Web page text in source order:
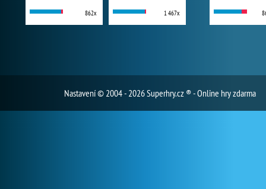
862x 1 467x
Nastavení© 2004 - 2026 Superhry.cz ® - Online hry zdarma